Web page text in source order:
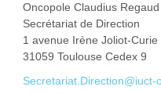
Oncopole Claudius
Secrétariat de Direction
1 avenue Irène Joliot-
31059 Toulouse
Secretariat.Direction@iuct-